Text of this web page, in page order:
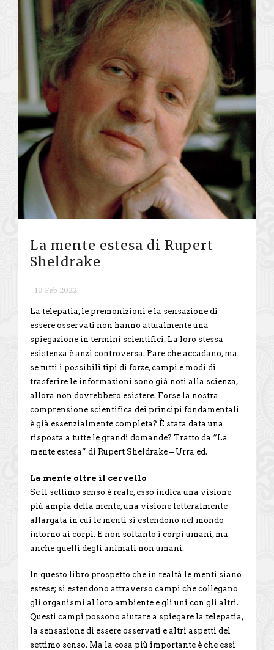
La mente estesa di Rupert
Sheldrake
10 Feb 2022
La telepatia, le premonizioni e la sensazione di
essere osservati non hanno attualmente una
spiegazione in termini scientifici. La loro stessa
esistenza è anzi controversa. Pare che accadano, ma
se tutti i possibili tipi di forze, campi e modi di
trasferire le informazioni sono già noti alla scienza,
allora non dovrebbero esistere. Forse la nostra
comprensione scientifica dei principi fondamentali
è già essenzialmente completa? È stata data una
risposta a tutte le grandi domande? Tratto da “La
mente estesa” di Rupert Sheldrake – Urra ed.
La mente oltre il cervello
Se il settimo senso è reale, esso indica una visione
più ampia della mente, una visione letteralmente
allargata in cui le menti si estendono nel mondo
intorno ai corpi. E non soltanto i corpi umani, ma
anche quelli degli animali non umani.
In questo libro prospetto che in realtà le menti siano
estese; si estendono attraverso campi che collegano
gli organismi al loro ambiente e gli uni con gli altri.
Questi campi possono aiutare a spiegare la telepatia,
la sensazione di essere osservati e altri aspetti del
settimo senso. Ma la cosa più importante è che essi